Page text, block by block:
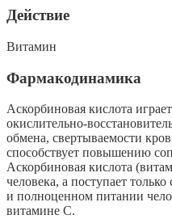
Действие
Витамин
Фармакодинамика
Аскорбиновая кислота
окислительно-
обмена, свертываемости
способствует повышению
Аскорбиновая кислота
человека, а поступает
и полноценном питании
витамине С.